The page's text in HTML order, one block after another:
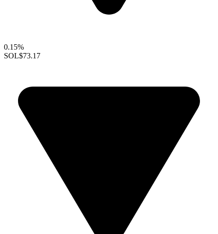
0.15%
SOL$73.17